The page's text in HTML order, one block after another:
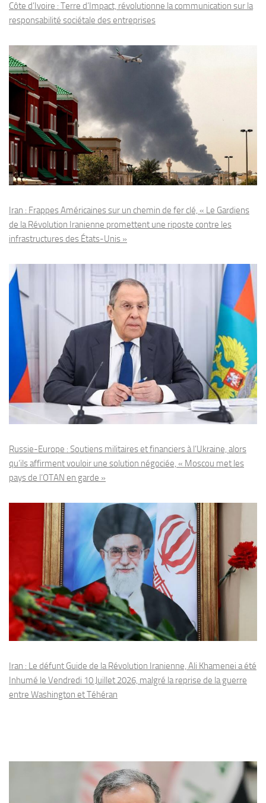
Côte d’Ivoire : Terre d’Impact, révolutionne la communication sur la
responsabilité sociétale des entreprises
Iran : Frappes Américaines sur un chemin de fer clé, « Le Gardiens
de la Révolution Iranienne promettent une riposte contre les
infrastructures des États-Unis »
Russie-Europe : Soutiens militaires et financiers à l’Ukraine, alors
qu’ils affirment vouloir une solution négociée, « Moscou met les
pays de l’OTAN en garde »
Iran : Le défunt Guide de la Révolution Iranienne, Ali Khamenei a été
Inhumé le Vendredi 10 Juillet 2026, malgré la reprise de la guerre
entre Washington et Téhéran